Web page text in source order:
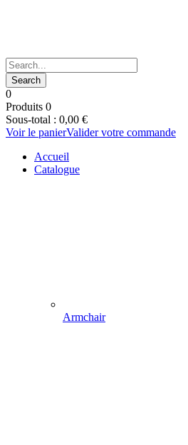
0
Produits 0
Sous-total : 0,00 €
Voir le panierValider votre commande
Accueil
Catalogue
Armchair